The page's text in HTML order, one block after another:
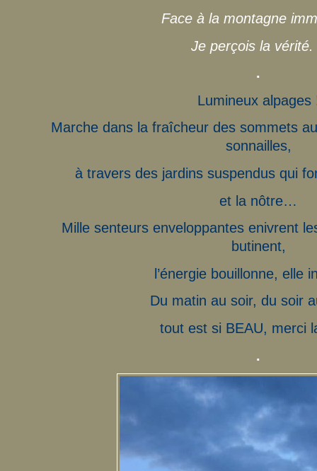
Face à la montagne
Je perçois la vérité.
.
Lumineux alpages
Marche dans la fraîcheur des sommets
sonnailles,
à travers des jardins suspendus qui
et la nôtre…
Mille senteurs enveloppantes enivrent
butinent,
l’énergie bouillonne, elle
Du matin au soir, du soir
tout est si BEAU, merci
.